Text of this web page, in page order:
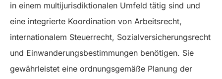
in einem multijurisdiktionalen Umfeld tätig sind und
eine integrierte Koordination von Arbeitsrecht,
internationalem Steuerrecht, Sozialversicherungsrecht
und Einwanderungsbestimmungen benötigen. Sie
gewährleistet eine ordnungsgemäße Planung der